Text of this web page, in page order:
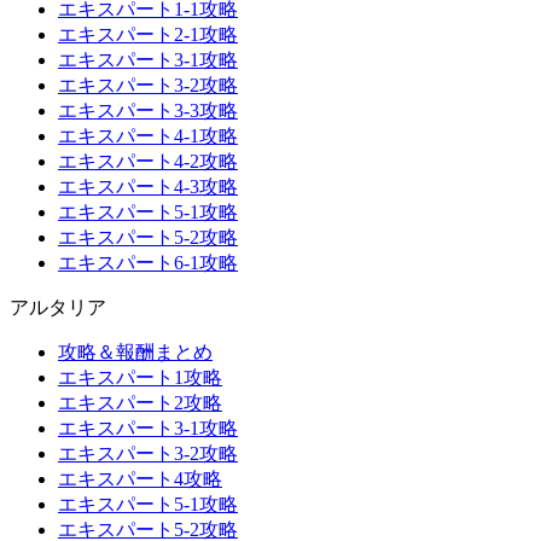
エキスパート1-1攻略
エキスパート2-1攻略
エキスパート3-1攻略
エキスパート3-2攻略
エキスパート3-3攻略
エキスパート4-1攻略
エキスパート4-2攻略
エキスパート4-3攻略
エキスパート5-1攻略
エキスパート5-2攻略
エキスパート6-1攻略
アルタリア
攻略＆報酬まとめ
エキスパート1攻略
エキスパート2攻略
エキスパート3-1攻略
エキスパート3-2攻略
エキスパート4攻略
エキスパート5-1攻略
エキスパート5-2攻略